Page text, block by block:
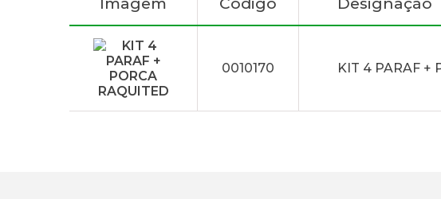
0010170 KIT 4 PARAF +